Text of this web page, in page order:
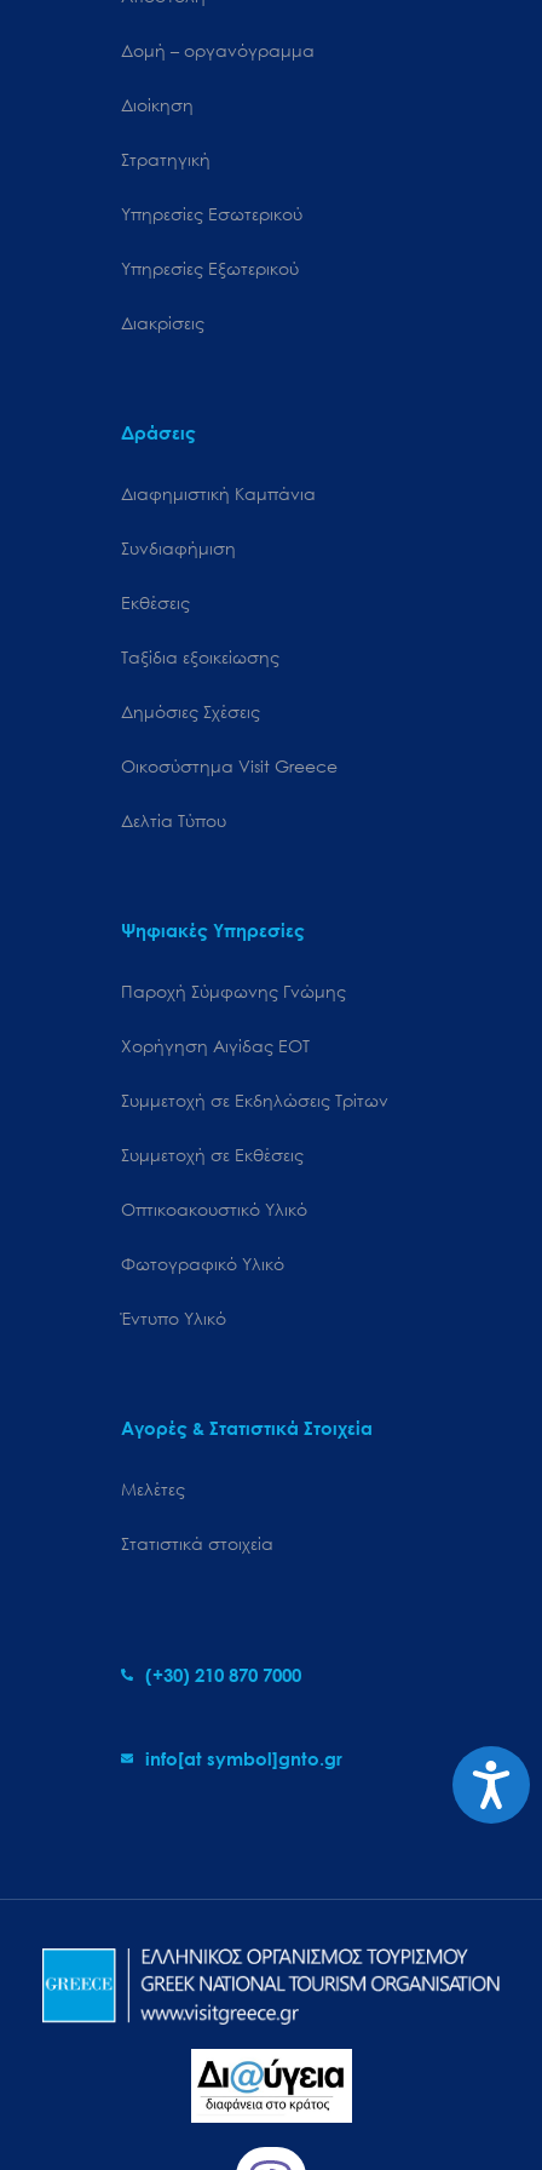
Δομή – οργανόγραμμα
Διοίκηση
Στρατηγική
Υπηρεσίες Εσωτερικού
Υπηρεσίες Εξωτερικού
Διακρίσεις
Δράσεις
Διαφημιστική Καμπάνια
Συνδιαφήμιση
Εκθέσεις
Ταξίδια εξοικείωσης
Δημόσιες Σχέσεις
Oικοσύστημα Visit Greece
Δελτία Τύπου
Ψηφιακές Υπηρεσίες
Παροχή Σύμφωνης Γνώμης
Χορήγηση Αιγίδας ΕΟΤ
Συμμετοχή σε Εκδηλώσεις Τρίτων
Συμμετοχή σε Εκθέσεις
Οπτικοακουστικό Υλικό
Φωτογραφικό Υλικό
Έντυπο Υλικό
Αγορές & Στατιστικά Στοιχεία
Μελέτες
Στατιστικά στοιχεία
(+30) 210 870 7000
info[at symbol]gnto.gr